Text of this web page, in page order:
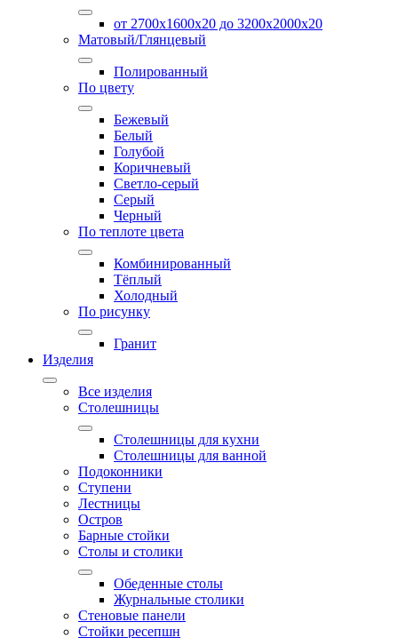
от 2700х1600х20 до 3200x2000х20
Матовый/Глянцевый
Полированный
По цвету
Бежевый
Белый
Голубой
Коричневый
Светло-серый
Серый
Черный
По теплоте цвета
Комбинированный
Тёплый
Холодный
По рисунку
Гранит
Изделия
Все изделия
Столешницы
Столешницы для кухни
Столешницы для ванной
Подоконники
Ступени
Лестницы
Остров
Барные стойки
Столы и столики
Обеденные столы
Журнальные столики
Стеновые панели
Стойки ресепшн